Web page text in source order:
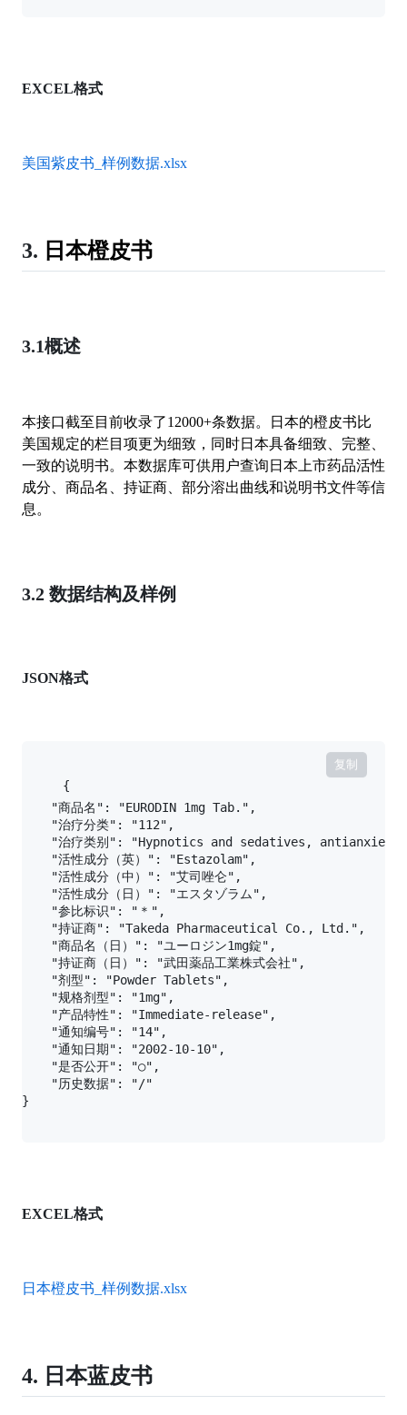
EXCEL格式
美国紫皮书_样例数据.xlsx
3. 日本橙皮书
3.1概述
本接口截至目前收录了12000+条数据。日本的橙皮书比
美国规定的栏目项更为细致，同时日本具备细致、完整、
一致的说明书。本数据库可供用户查询日本上市药品活性
成分、商品名、持证商、部分溶出曲线和说明书文件等信
息。
3.2 数据结构及样例
JSON格式
复制
{
    "商品名": "EURODIN 1mg Tab.",
    "治疗分类": "112",
"治疗类别": "Hypnotics and sedatives,
    "活性成分（英）": "Estazolam",
    "活性成分（中）": "艾司唑仑",
    "活性成分（日）": "エスタゾラム",
    "参比标识": "＊",
    "持证商": "Takeda Pharmaceutical Co., Ltd.",
    "商品名（日）": "ユーロジン1mg錠",
    "持证商（日）": "武田薬品工業株式会社",
    "剂型": "Powder Tablets",
    "规格剂型": "1mg",
    "产品特性": "Immediate-release",
    "通知编号": "14",
    "通知日期": "2002-10-10",
    "是否公开": "○",
    "历史数据": "/"
EXCEL格式
日本橙皮书_样例数据.xlsx
4. 日本蓝皮书